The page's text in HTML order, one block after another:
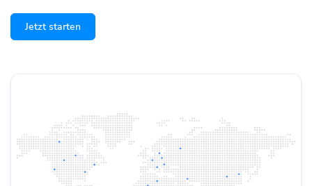
Jetzt starten